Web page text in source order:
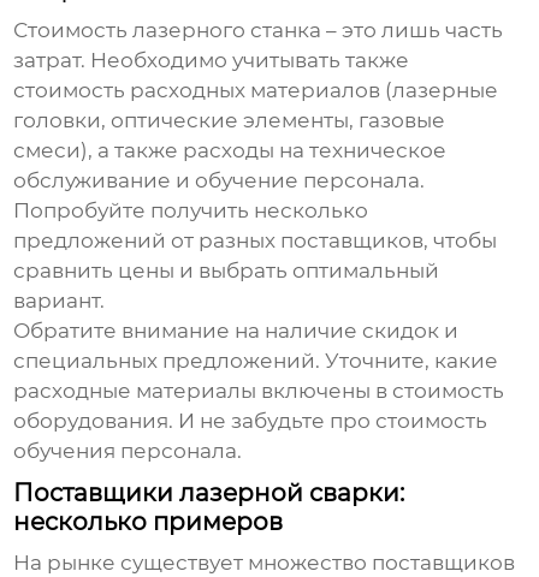
Стоимость лазерного станка – это лишь часть
затрат. Необходимо учитывать также
стоимость расходных материалов (лазерные
головки, оптические элементы, газовые
смеси), а также расходы на техническое
обслуживание и обучение персонала.
Попробуйте получить несколько
предложений от разных поставщиков, чтобы
сравнить цены и выбрать оптимальный
вариант.
Обратите внимание на наличие скидок и
специальных предложений. Уточните, какие
расходные материалы включены в стоимость
оборудования. И не забудьте про стоимость
обучения персонала.
Поставщики лазерной сварки:
несколько примеров
На рынке существует множество поставщиков